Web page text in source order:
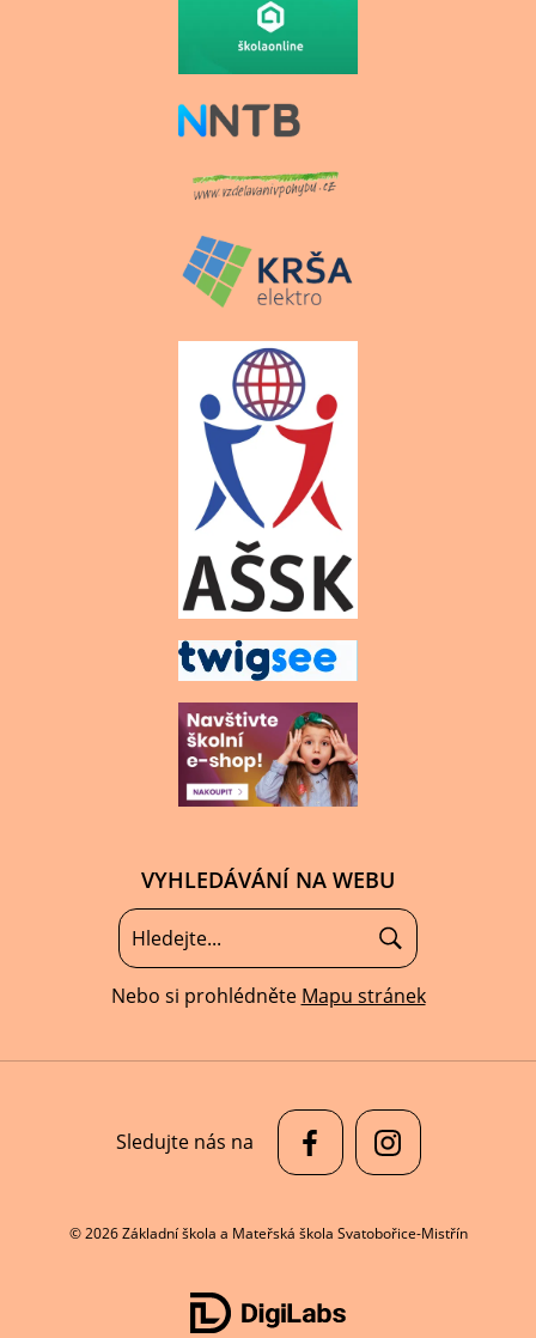
VYHLEDÁVÁNÍ NA WEBU
Nebo si prohlédněte Mapu stránek
© 2026 Základní škola a Mateřská škola Svatobořice-Mistřín
Sledujte nás na